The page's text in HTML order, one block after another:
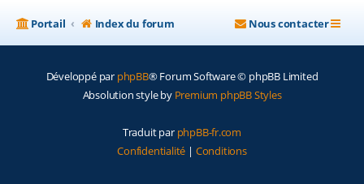
Portail Index du forum Nous contacter
Développé par phpBB® Forum Software © phpBB Limited
Absolution style by Premium phpBB Styles
Traduit par phpBB-fr.com
Confidentialité | Conditions